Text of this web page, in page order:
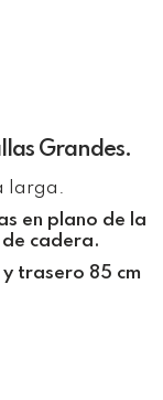
Grandes.
larga.
en plano de la
de cadera.
trasero 85 cm